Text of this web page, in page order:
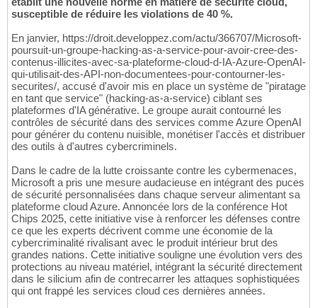
susceptible de réduire les violations de 40 %.
En janvier, https://droit.developpez.com/actu/366707/Microsoft-
poursuit-un-groupe-hacking-as-a-service-pour-avoir-cree-des-
contenus-illicites-avec-sa-plateforme-cloud-d-IA-Azure-OpenAI-
qui-utilisait-des-API-non-documentees-pour-contourner-les-
securites/, accusé d'avoir mis en place un système de "piratage
en tant que service" (hacking-as-a-service) ciblant ses
plateformes d'IA générative. Le groupe aurait contourné les
contrôles de sécurité dans des services comme Azure OpenAI
pour générer du contenu nuisible, monétiser l'accès et distribuer
des outils à d'autres cybercriminels.
Dans le cadre de la lutte croissante contre les cybermenaces,
Microsoft a pris une mesure audacieuse en intégrant des puces
de sécurité personnalisées dans chaque serveur alimentant sa
plateforme cloud Azure. Annoncée lors de la conférence Hot
Chips 2025, cette initiative vise à renforcer les défenses contre
ce que les experts décrivent comme une économie de la
cybercriminalité rivalisant avec le produit intérieur brut des
grandes nations. Cette initiative souligne une évolution vers des
protections au niveau matériel, intégrant la sécurité directement
dans le silicium afin de contrecarrer les attaques sophistiquées
qui ont frappé les services cloud ces dernières années.